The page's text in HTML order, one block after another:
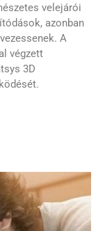
velejárói
azonban
A
végzett
3D